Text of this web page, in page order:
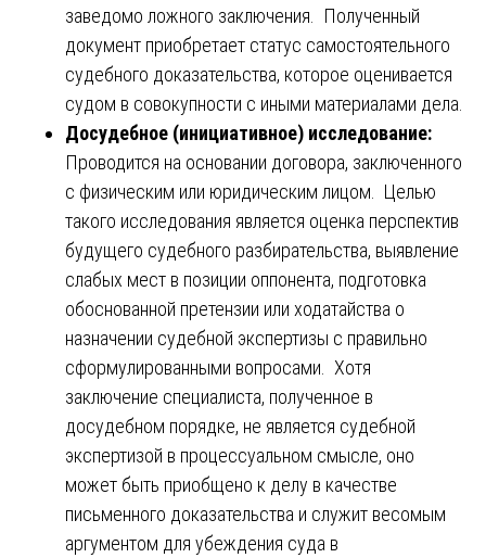
заведомо ложного заключения. Полученный
документ приобретает статус самостоятельного
судебного доказательства, которое оценивается
судом в совокупности с иными материалами дела.
Досудебное (инициативное) исследование:
Проводится на основании договора, заключенного
с физическим или юридическим лицом. Целью
такого исследования является оценка перспектив
будущего судебного разбирательства, выявление
слабых мест в позиции оппонента, подготовка
обоснованной претензии или ходатайства о
назначении судебной экспертизы с правильно
сформулированными вопросами. Хотя
заключение специалиста, полученное в
досудебном порядке, не является судебной
экспертизой в процессуальном смысле, оно
может быть приобщено к делу в качестве
письменного доказательства и служит весомым
аргументом для убеждения суда в